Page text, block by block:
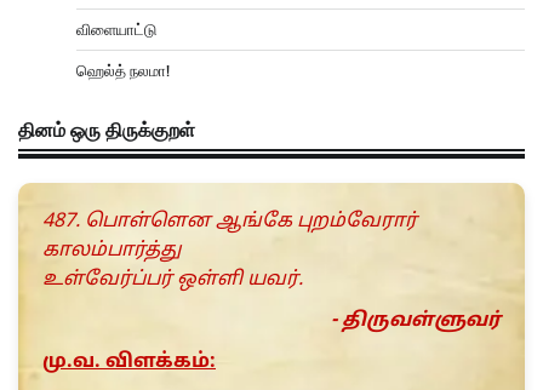
விளையாட்டு
ஹெல்த் நலமா!
தினம் ஒரு திருக்குறள்
487. பொள்ளென ஆங்கே புறம்வேரார்
காலம்பார்த்து
உள்வேர்ப்பர் ஒள்ளி யவர்.
- திருவள்ளுவர்
மு.வ. விளக்கம்: